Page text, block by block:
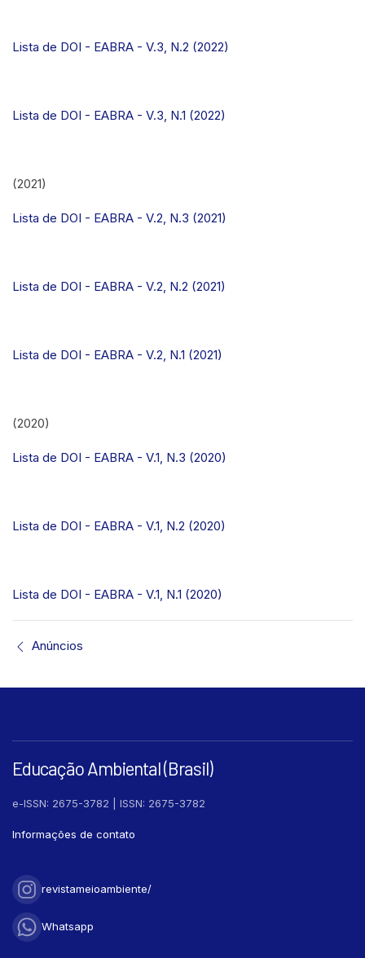
Lista de DOI - EABRA - V.3, N.2 (2022)
Lista de DOI - EABRA - V.3, N.1 (2022)
(2021)
Lista de DOI - EABRA - V.2, N.3 (2021)
Lista de DOI - EABRA - V.2, N.2 (2021)
Lista de DOI - EABRA - V.2, N.1 (2021)
(2020)
Lista de DOI - EABRA - V.1, N.3 (2020)
Lista de DOI - EABRA - V.1, N.2 (2020)
Lista de DOI - EABRA - V.1, N.1 (2020)
Anúncios
Educação Ambiental (Brasil)
e-ISSN: 2675-3782 | ISSN: 2675-3782
Informações de contato
revistameioambiente/
Whatsapp